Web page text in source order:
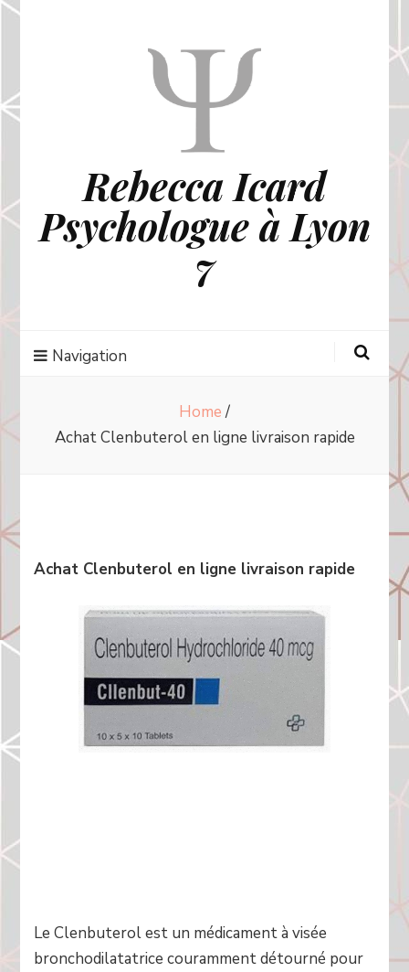
Rebecca Icard
Psychologue à Lyon
7
Navigation
Home /
Achat Clenbuterol en ligne livraison rapide
Achat Clenbuterol en ligne livraison rapide
Le Clenbuterol est un médicament à visée
bronchodilatatrice couramment détourné pour